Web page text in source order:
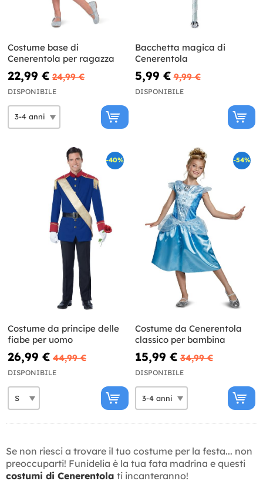
Costume base di
Cenerentola per ragazza
22,99 € 24,99 €
DISPONIBILE
Bacchetta magica di
Cenerentola
5,99 € 9,99 €
DISPONIBILE
-40%
Costume da principe delle
fiabe per uomo
26,99 € 44,99 €
DISPONIBILE
-54%
Costume da Cenerentola
classico per bambina
15,99 € 34,99 €
DISPONIBILE
Se non riesci a trovare il tuo costume per la festa... non
preoccuparti! Funidelia è la tua fata madrina e questi
costumi di Cenerentola ti incanteranno!